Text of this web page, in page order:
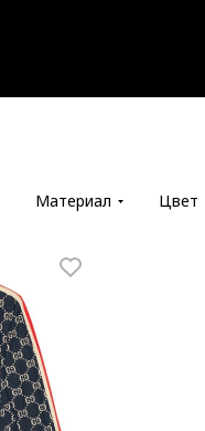
Материал Цвет